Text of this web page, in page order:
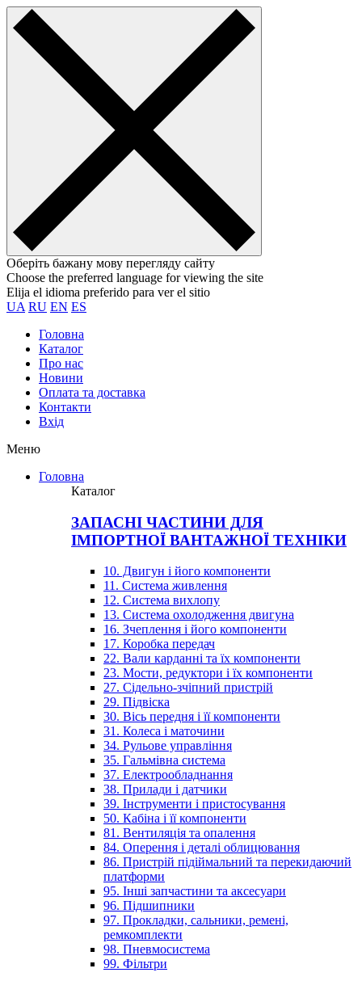
Оберіть бажану мову перегляду сайту
Choose the preferred language for viewing the site
Elija el idioma preferido para ver el sitio
UA RU EN ES
Головна
Каталог
Про нас
Новини
Оплата та доставка
Контакти
Вхiд
Меню
Головна
Каталог
ЗАПАСНІ ЧАСТИНИ ДЛЯ
ІМПОРТНОЇ ВАНТАЖНОЇ ТЕХНІКИ
10. Двигун і його компоненти
11. Система живлення
12. Система вихлопу
13. Система охолодження двигуна
16. Зчеплення і його компоненти
17. Коробка передач
22. Вали карданні та їх компоненти
23. Мости, редуктори і їх компоненти
27. Сідельно-зчіпний пристрій
29. Підвіска
30. Вісь передня і її компоненти
31. Колеса і маточини
34. Рульове управління
35. Гальмівна система
37. Електрообладнання
38. Прилади і датчики
39. Інструменти і пристосування
50. Кабіна і її компоненти
81. Вентиляція та опалення
84. Оперення і деталі облицювання
86. Пристрій підіймальний та перекидаючий
платформи
95. Інші запчастини та аксесуари
96. Підшипники
97. Прокладки, сальники, ремені,
ремкомплекти
98. Пневмосистема
99. Фільтри